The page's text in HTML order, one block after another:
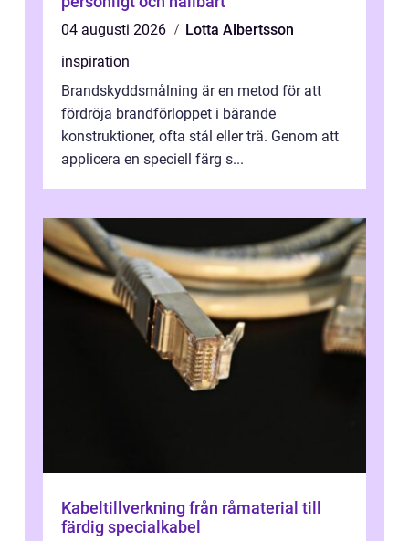
04 augusti 2026
Lotta Albertsson
inspiration
Brandskyddsmålning är en metod för att
fördröja brandförloppet i bärande
konstruktioner, ofta stål eller trä. Genom att
applicera en speciell färg s...
Kabeltillverkning från råmaterial till
färdig specialkabel